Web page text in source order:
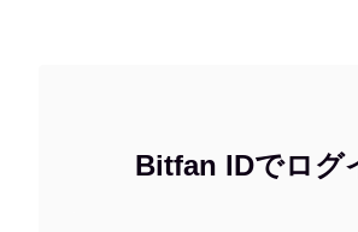
Bitfan IDでログ